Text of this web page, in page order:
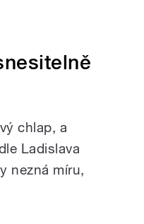
chlap, a
Ladislava
nezná míru,